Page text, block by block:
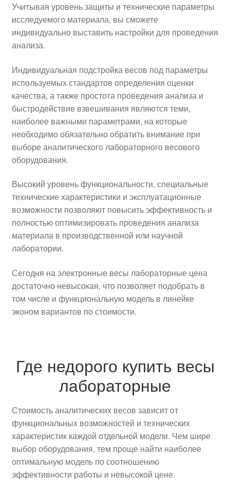
Учитывая уровень защиты и технические параметры
исследуемого материала, вы сможете
индивидуально выставить настройки для проведения
анализа.
Индивидуальная подстройка весов под параметры
используемых стандартов определения оценки
качества, а также простота проведения анализа и
быстродействие взвешивания являются теми,
наиболее важными параметрами, на которые
необходимо обязательно обратить внимание при
выборе аналитического лабораторного весового
оборудования.
Высокий уровень функциональности, специальные
технические характеристики и эксплуатационные
возможности позволяют повысить эффективность и
полностью оптимизировать проведения анализа
материала в производственной или научной
лаборатории.
Сегодня на электронные весы лабораторные цена
достаточно невысокая, что позволяет подобрать в
том числе и функциональную модель в линейке
эконом вариантов по стоимости.
Где недорого купить весы
лабораторные
Стоимость аналитических весов зависит от
функциональных возможностей и технических
характеристик каждой отдельной модели. Чем шире
выбор оборудования, тем проще найти наиболее
оптимальную модель по соотношению
эффективности работы и невысокой цене.